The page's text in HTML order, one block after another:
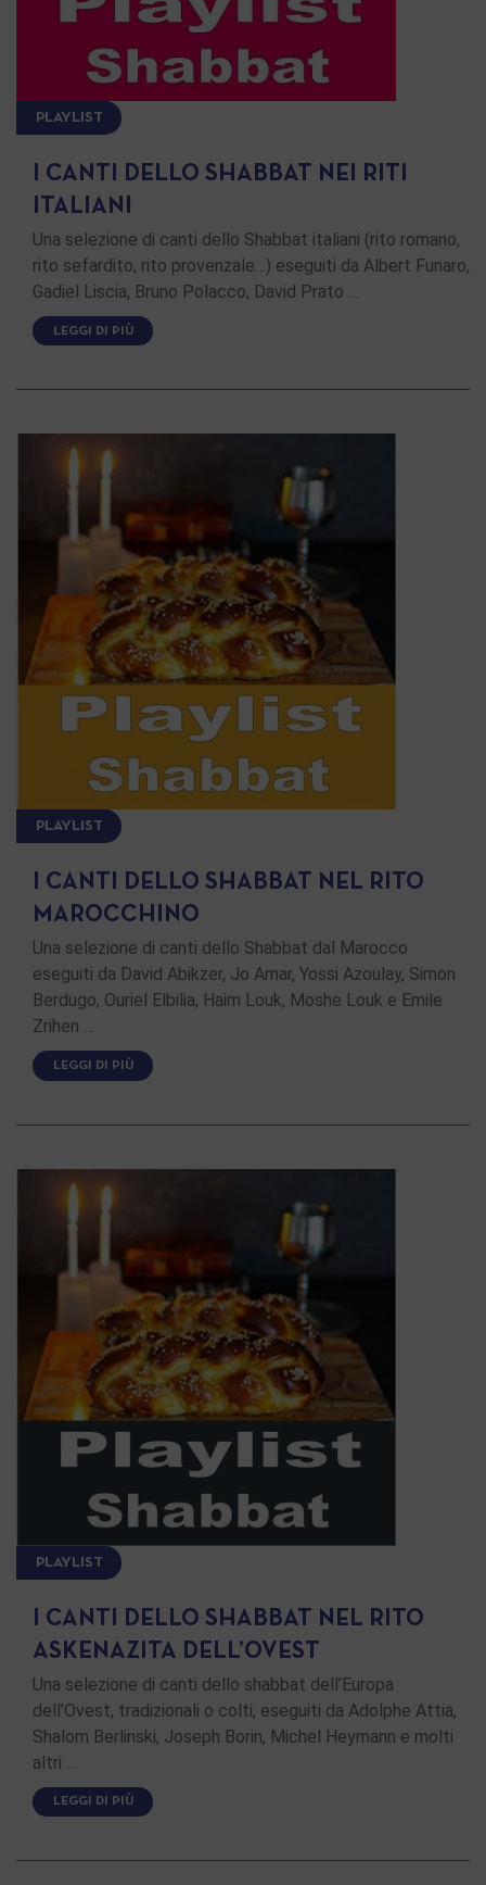
PLAYLIST
I CANTI DELLO SHABBAT NEI RITI
ITALIANI
Una selezione di canti dello Shabbat italiani (rito romano,
rito sefardito, rito provenzale…) eseguiti da Albert Funaro,
Gadiel Liscia, Bruno Polacco, David Prato …
LEGGI DI PIÙ
PLAYLIST
I CANTI DELLO SHABBAT NEL RITO
MAROCCHINO
Una selezione di canti dello Shabbat dal Marocco
eseguiti da David Abikzer, Jo Amar, Yossi Azoulay, Simon
Berdugo, Ouriel Elbilia, Haim Louk, Moshe Louk e Emile
Zrihen …
LEGGI DI PIÙ
PLAYLIST
I CANTI DELLO SHABBAT NEL RITO
ASKENAZITA DELL’OVEST
Una selezione di canti dello shabbat dell’Europa
dell’Ovest, tradizionali o colti, eseguiti da Adolphe Attia,
Shalom Berlinski, Joseph Borin, Michel Heymann e molti
altri …
LEGGI DI PIÙ